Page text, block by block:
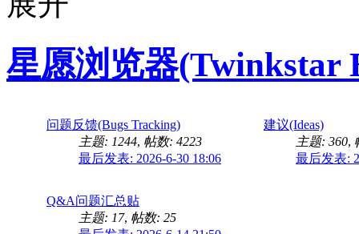
星愿浏览器(Twinkstar
问题反馈(Bugs Tracking)
主题: 1244, 帖数: 4223
最后发表: 2026-6-30 18:06
建议(Ideas)
主题: 360,
最后发表:
Q&A问题汇总贴
主题: 17, 帖数: 25